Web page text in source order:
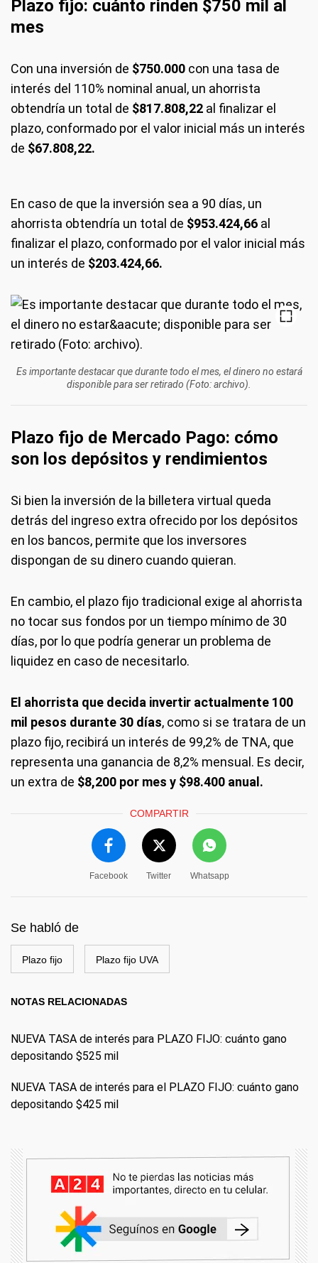
Plazo fijo: cuánto rinden $750 mil al
mes
Con una inversión de $750.000 con una tasa de
interés del 110% nominal anual, un ahorrista
obtendría un total de $817.808,22 al finalizar el
plazo, conformado por el valor inicial más un interés
de $67.808,22.
En caso de que la inversión sea a 90 días, un
ahorrista obtendría un total de $953.424,66 al
finalizar el plazo, conformado por el valor inicial más
un interés de $203.424,66.
Es importante destacar que durante todo el mes, el dinero no estará
disponible para ser retirado (Foto: archivo).
Plazo fijo de Mercado Pago: cómo
son los depósitos y rendimientos
Si bien la inversión de la billetera virtual queda
detrás del ingreso extra ofrecido por los depósitos
en los bancos, permite que los inversores
dispongan de su dinero cuando quieran.
En cambio, el plazo fijo tradicional exige al ahorrista
no tocar sus fondos por un tiempo mínimo de 30
días, por lo que podría generar un problema de
liquidez en caso de necesitarlo.
El ahorrista que decida invertir actualmente 100
mil pesos durante 30 días, como si se tratara de un
plazo fijo, recibirá un interés de 99,2% de TNA, que
representa una ganancia de 8,2% mensual. Es decir,
un extra de $8,200 por mes y $98.400 anual.
COMPARTIR
Facebook Twitter Whatsapp
Se habló de
Plazo fijo Plazo fijo UVA
NOTAS RELACIONADAS
NUEVA TASA de interés para PLAZO FIJO: cuánto gano
depositando $525 mil
NUEVA TASA de interés para el PLAZO FIJO: cuánto gano
depositando $425 mil